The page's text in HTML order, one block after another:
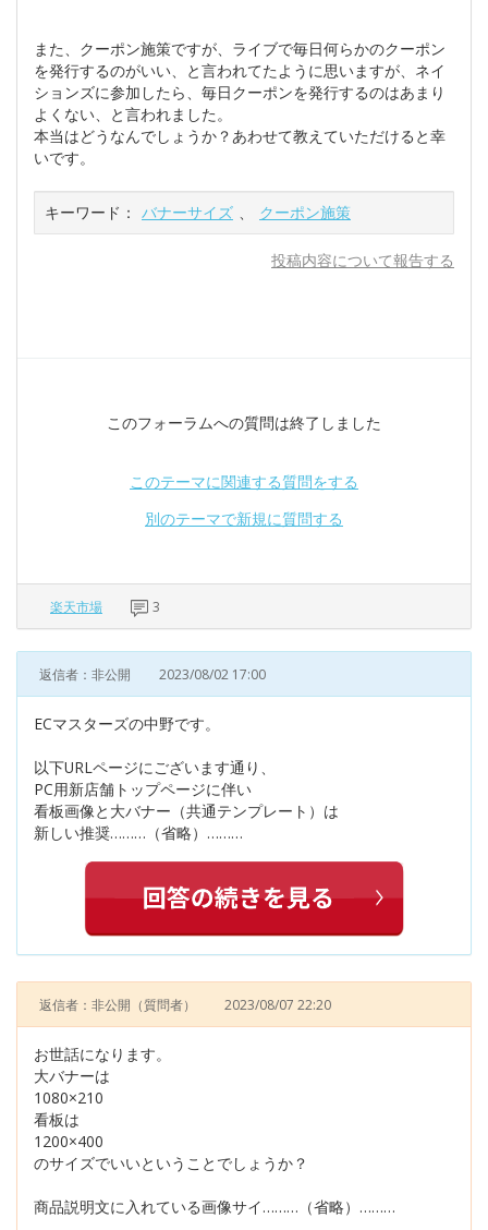
また、クーポン施策ですが、ライブで毎日何らかのクーポン
を発行するのがいい、と言われてたように思いますが、ネイ
ションズに参加したら、毎日クーポンを発行するのはあまり
よくない、と言われました。
本当はどうなんでしょうか？あわせて教えていただけると幸
いです。
キーワード： バナーサイズ 、 クーポン施策
投稿内容について報告する
このフォーラムへの質問は終了しました
このテーマに関連する質問をする
別のテーマで新規に質問する
楽天市場 3
返信者：非公開 2023/08/02 17:00
ECマスターズの中野です。
以下URLページにございます通り、
PC用新店舗トップページに伴い
看板画像と大バナー（共通テンプレート）は
新しい推奨………（省略）………
返信者：非公開 （質問者） 2023/08/07 22:20
お世話になります。
大バナーは
1080×210
看板は
1200×400
のサイズでいいということでしょうか？
商品説明文に入れている画像サイ………（省略）………